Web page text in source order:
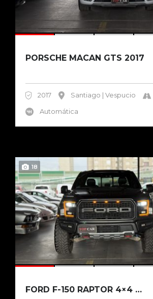
PORSCHE MACAN GTS 2017
2017 Santiago | Vespucio
Automática
18
FORD F-150 RAPTOR 4×4 3.5 ECOBOOST 2018